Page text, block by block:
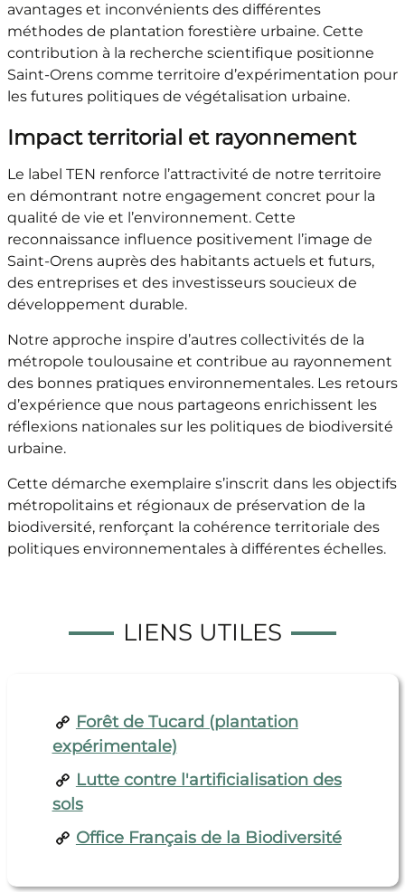
avantages et inconvénients des différentes
méthodes de plantation forestière urbaine. Cette
contribution à la recherche scientifique positionne
Saint-Orens comme territoire d’expérimentation pour
les futures politiques de végétalisation urbaine.
Impact territorial et rayonnement
Le label TEN renforce l’attractivité de notre territoire
en démontrant notre engagement concret pour la
qualité de vie et l’environnement. Cette
reconnaissance influence positivement l’image de
Saint-Orens auprès des habitants actuels et futurs,
des entreprises et des investisseurs soucieux de
développement durable.
Notre approche inspire d’autres collectivités de la
métropole toulousaine et contribue au rayonnement
des bonnes pratiques environnementales. Les retours
d’expérience que nous partageons enrichissent les
réflexions nationales sur les politiques de biodiversité
urbaine.
Cette démarche exemplaire s’inscrit dans les objectifs
métropolitains et régionaux de préservation de la
biodiversité, renforçant la cohérence territoriale des
politiques environnementales à différentes échelles.
LIENS UTILES
Forêt de Tucard (plantation
expérimentale)
Lutte contre l'artificialisation des
sols
Office Français de la Biodiversité